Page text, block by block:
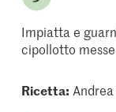
Impiatta e
cipollotto
Ricetta: